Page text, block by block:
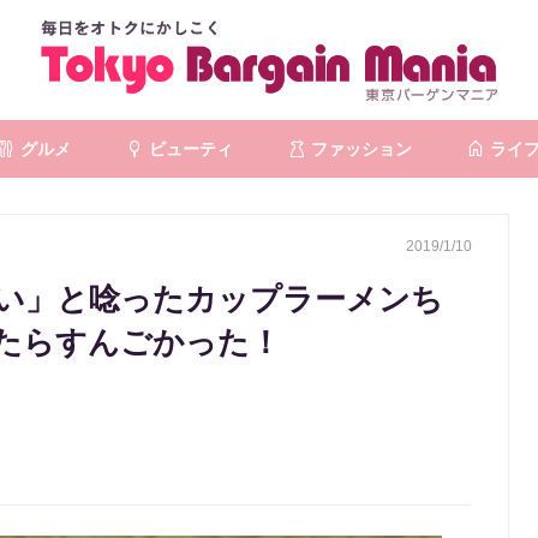
グルメ ビューティ ファッション ライフ
2019/1/10
」と唸ったカップラーメンち
すんごかった！